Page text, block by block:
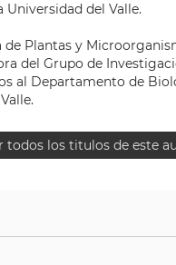
Universidad del Valle.
Plantas y
del Grupo de
al Departamento de
Valle.
todos los titulos de este